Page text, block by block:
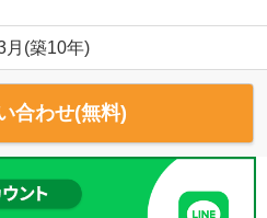
月(築10年)
合わせ(無料)